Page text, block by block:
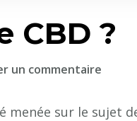
CBD ?
un commentaire
quoi
menée sur le sujet